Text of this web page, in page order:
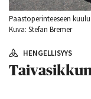
Paastoperinteeseen
Kuva: Stefan Bremer
HENGELLISYYS